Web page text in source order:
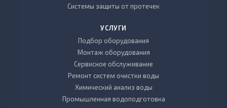
Системы защиты от протечек
УСЛУГИ
Подбор оборудования
Монтаж оборудования
Сервисное обслуживание
Ремонт систем очистки воды
Химический анализ воды
Промышленная водоподготовка